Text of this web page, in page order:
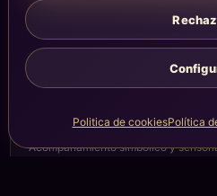
Politica de cookiesPolítica
LEGAL
Aviso legal
Privacidad
Cookies
Contacto.
Acompañamiento simbólico y